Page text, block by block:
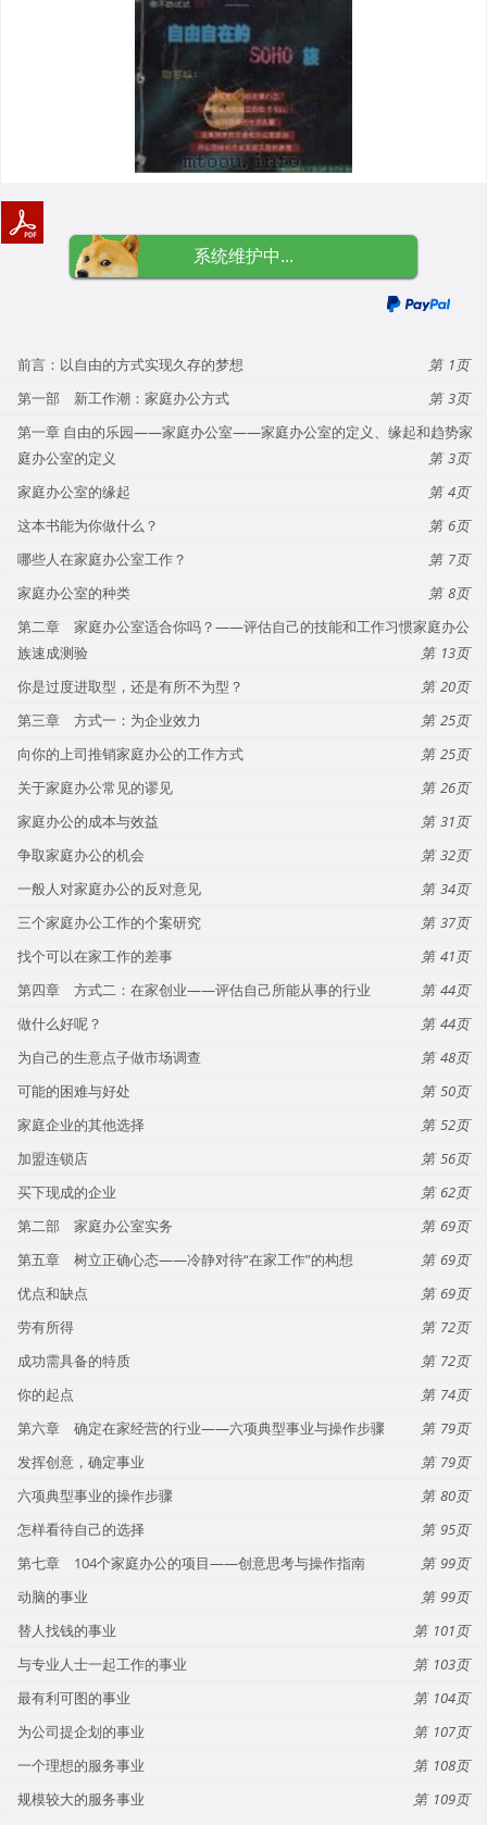
系统维护中...
前言：以自由的方式实现久存的梦想
1
第一部 新工作潮：家庭办公方式
3
第一章 自由的乐园——家庭办公室——家庭办公室的定义、缘起和趋势家
庭办公室的定义
3
家庭办公室的缘起
4
这本书能为你做什么？
6
哪些人在家庭办公室工作？
7
家庭办公室的种类
8
第二章 家庭办公室适合你吗？——评估自己的技能和工作习惯家庭办公
族速成测验
13
你是过度进取型，还是有所不为型？
20
第三章 方式一：为企业效力
25
向你的上司推销家庭办公的工作方式
25
关于家庭办公常见的谬见
26
家庭办公的成本与效益
31
争取家庭办公的机会
32
一般人对家庭办公的反对意见
34
三个家庭办公工作的个案研究
37
找个可以在家工作的差事
41
第四章 方式二：在家创业——评估自己所能从事的行业
44
做什么好呢？
44
为自己的生意点子做市场调查
48
可能的困难与好处
50
家庭企业的其他选择
52
加盟连锁店
56
买下现成的企业
62
第二部 家庭办公室实务
69
第五章 树立正确心态——冷静对待“在家工作”的构想
69
优点和缺点
69
劳有所得
72
成功需具备的特质
72
你的起点
74
第六章 确定在家经营的行业——六项典型事业与操作步骤
79
发挥创意，确定事业
79
六项典型事业的操作步骤
80
怎样看待自己的选择
95
第七章 104个家庭办公的项目——创意思考与操作指南
99
动脑的事业
99
替人找钱的事业
101
与专业人士一起工作的事业
103
最有利可图的事业
104
为公司提企划的事业
107
一个理想的服务事业
108
规模较大的服务事业
109